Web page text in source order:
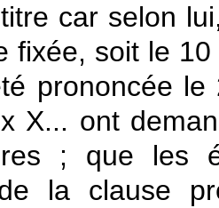
car selon
fixée, soit le
prononcée
X... ont
; que les
la clause